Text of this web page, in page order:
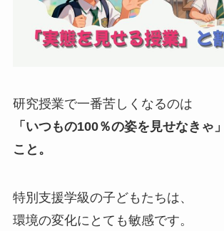
研究授業で一番苦しくなるのは
「いつもの100％の姿を見せなきゃ
こと。
特別支援学級の子どもたちは、
環境の変化にとても敏感です。